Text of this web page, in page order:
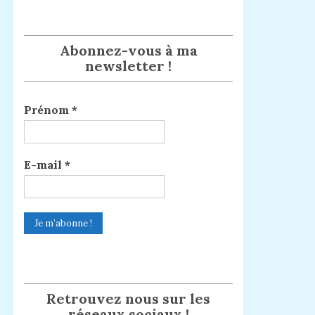
Abonnez-vous à ma
newsletter !
Prénom *
E-mail *
Retrouvez nous sur les